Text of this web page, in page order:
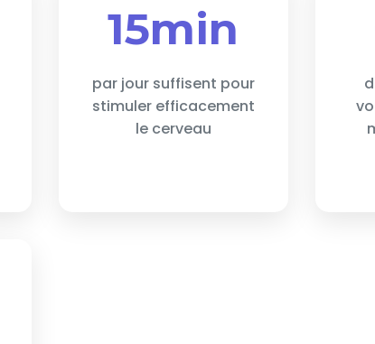
15min
par jour suffisent pour
stimuler efficacement
le cerveau